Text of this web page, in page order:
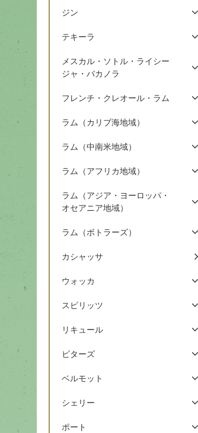
ジン
テキーラ
メスカル・ソトル・ライシー
ジャ・バカノラ
フレンチ・クレオール・ラム
ラム（カリブ海地域）
ラム（中南米地域）
ラム（アフリカ地域）
ラム（アジア・ヨーロッパ・
オセアニア地域）
ラム（ボトラーズ）
カシャッサ
ウォッカ
スピリッツ
リキュール
ビターズ
ベルモット
シェリー
ポート